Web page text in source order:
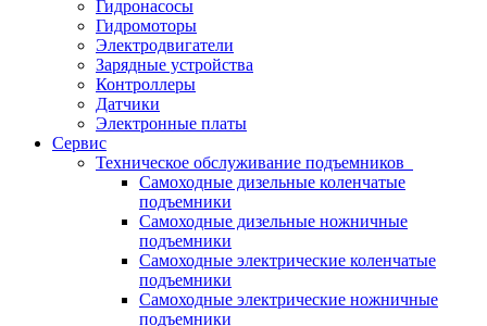
Гидронасосы
Гидромоторы
Электродвигатели
Зарядные устройства
Контроллеры
Датчики
Электронные платы
Сервис
Техническое обслуживание подъемников
Самоходные дизельные коленчатые
подъемники
Самоходные дизельные ножничные
подъемники
Самоходные электрические коленчатые
подъемники
Самоходные электрические ножничные
подъемники